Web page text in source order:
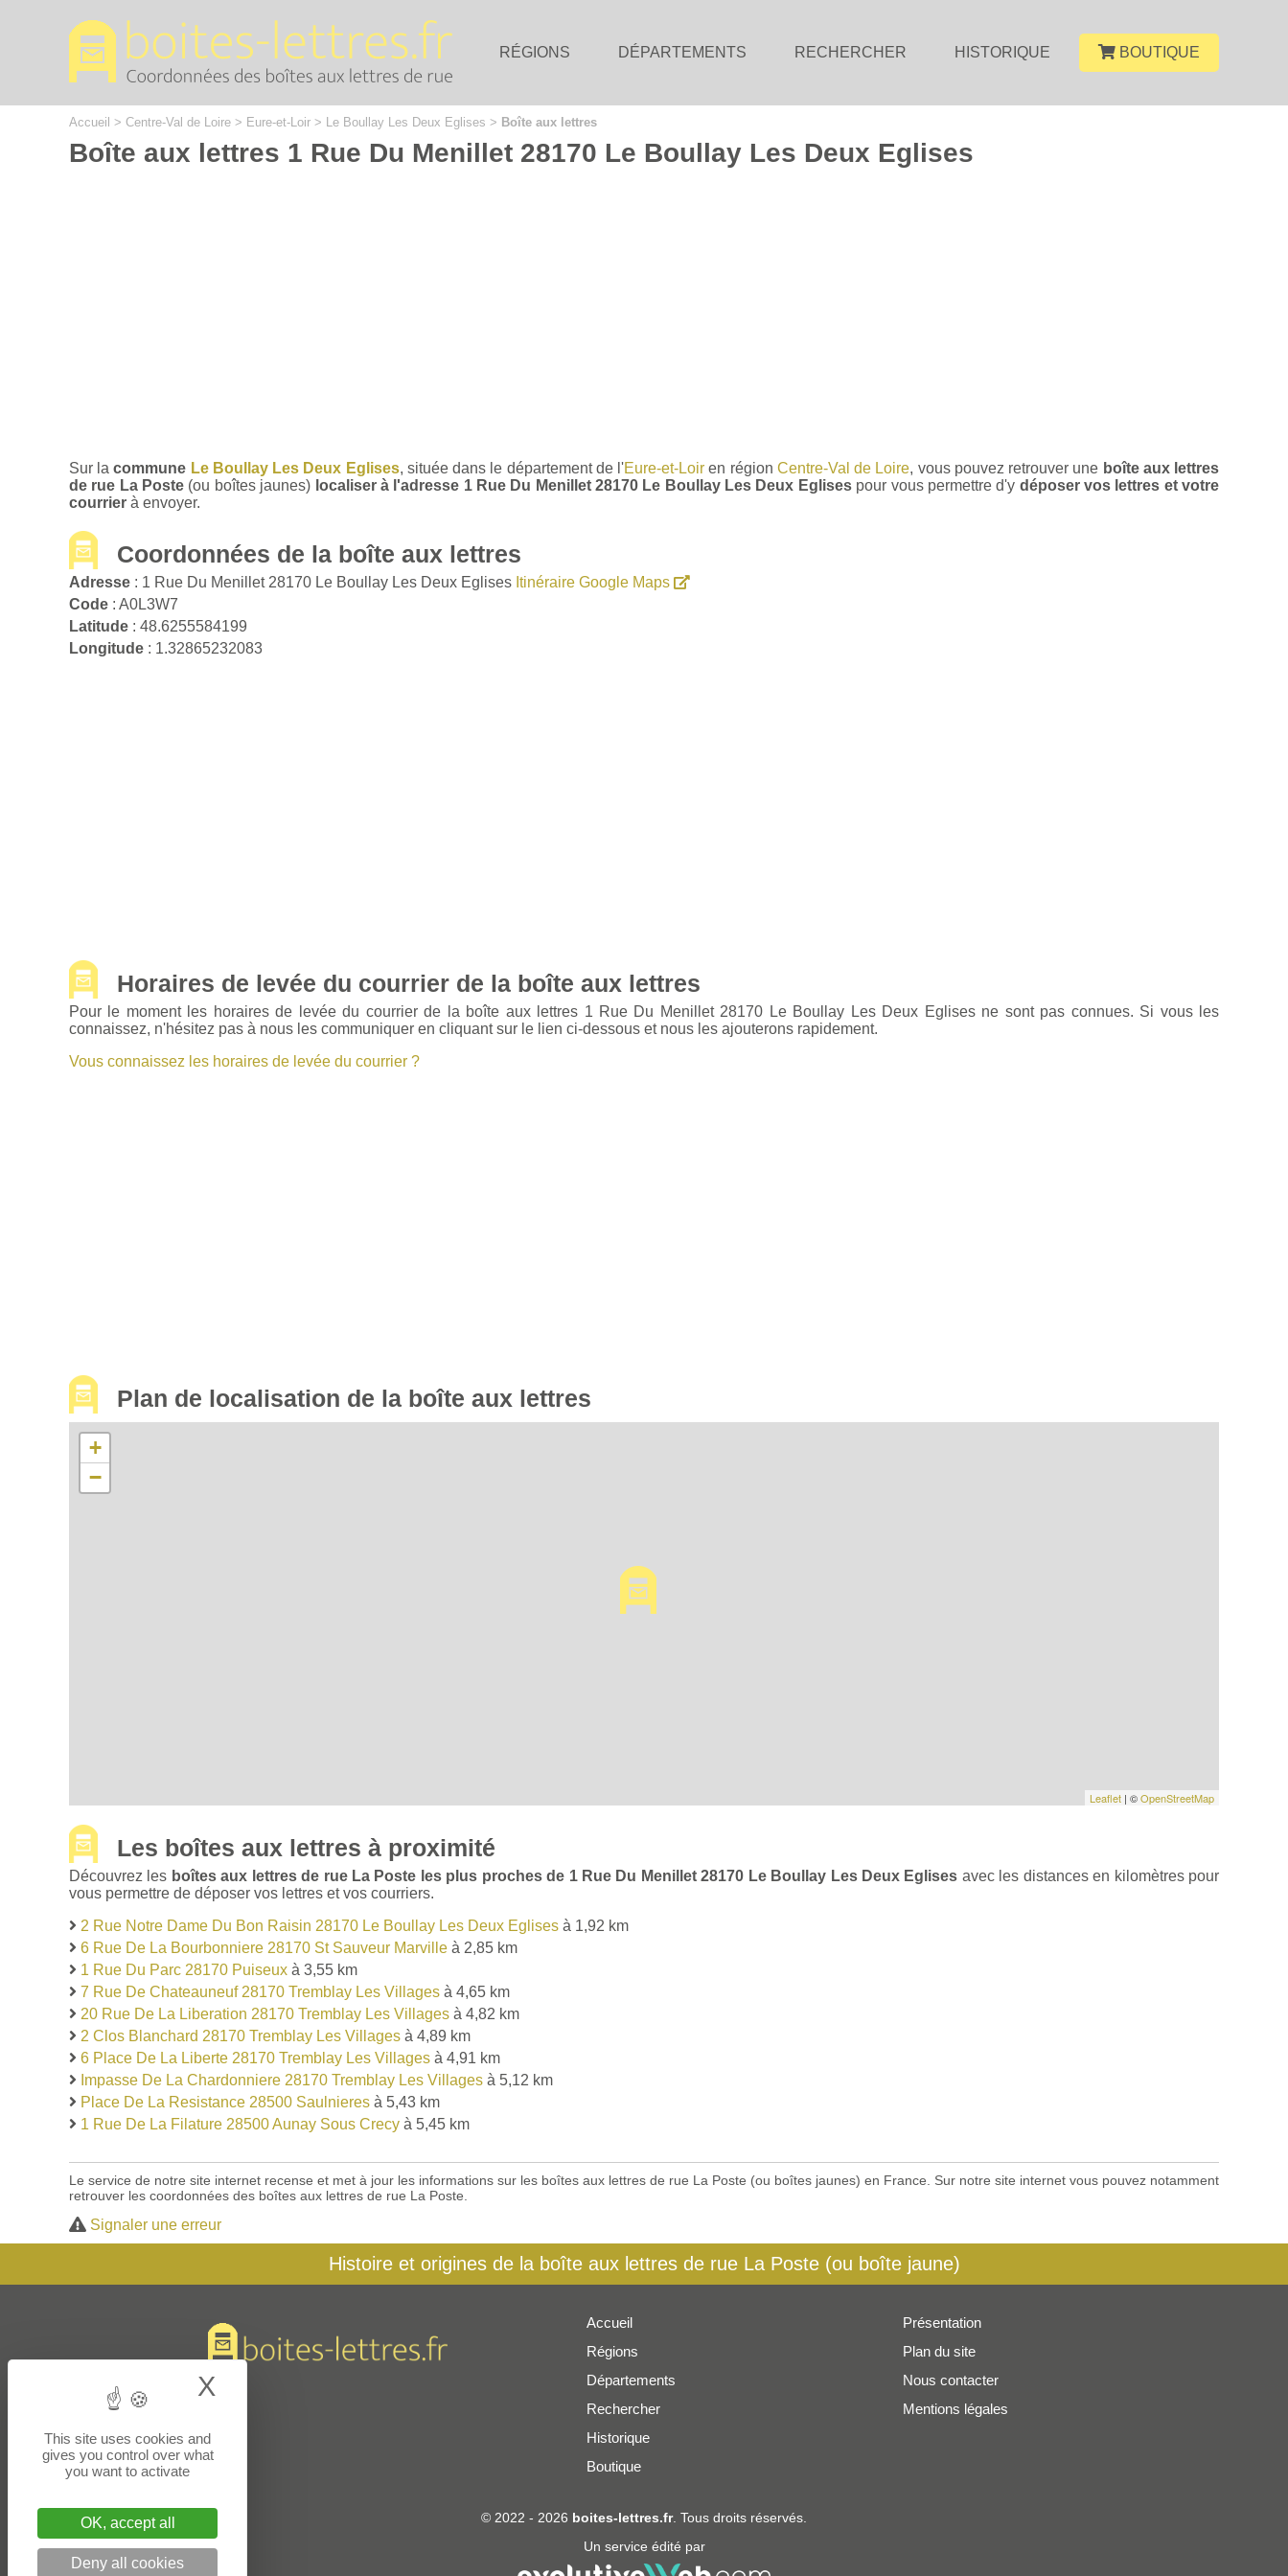
RÉGIONS DÉPARTEMENTS RECHERCHER HISTORIQUE BOUTIQUE
Accueil > Centre-Val de Loire > Eure-et-Loir > Le Boullay Les Deux Eglises > Boîte aux lettres
Boîte aux lettres 1 Rue Du Menillet 28170 Le Boullay Les Deux Eglises
Sur lacommune Le Boullay Les Deux Eglises, située dans le département de l'Eure-et-Loir en région Centre-Val de Loire, vous pouvez retrouver une boîte aux lettres
de rue La Poste (ou boîtes jaunes) localiser à l'adresse 1 Rue Du Menillet 28170 Le Boullay Les Deux Eglisespour vous permettre d'y déposer vos lettres et votre
courrier à envoyer.
Coordonnées de la boîte aux lettres
Adresse : 1 Rue Du Menillet 28170 Le Boullay Les Deux Eglises Itinéraire Google Maps
Code : A0L3W7
Latitude : 48.6255584199
Longitude : 1.32865232083
Horaires de levée du courrier de la boîte aux lettres
Pour le moment les horaires de levée du courrier de la boîte aux lettres 1 Rue Du Menillet 28170 Le Boullay Les Deux Eglises ne sont pas connues. Si vous les
connaissez, n'hésitez pas à nous les communiquer en cliquant sur le lien ci-dessous et nous les ajouterons rapidement.
Vous connaissez les horaires de levée du courrier ?
Plan de localisation de la boîte aux lettres
+
−
Leaflet | ©OpenStreetMap
Les boîtes aux lettres à proximité
Découvrez les boîtes aux lettres de rue La Poste les plus proches de 1 Rue Du Menillet 28170 Le Boullay Les Deux Eglises avec les distances en kilomètres pour
vous permettre de déposer vos lettres et vos courriers.
2 Rue Notre Dame Du Bon Raisin 28170 Le Boullay Les Deux Eglises à 1,92 km
6 Rue De La Bourbonniere 28170 St Sauveur Marville à 2,85 km
1 Rue Du Parc 28170 Puiseux à 3,55 km
7 Rue De Chateauneuf 28170 Tremblay Les Villages à 4,65 km
20 Rue De La Liberation 28170 Tremblay Les Villages à 4,82 km
2 Clos Blanchard 28170 Tremblay Les Villages à 4,89 km
6 Place De La Liberte 28170 Tremblay Les Villages à 4,91 km
Impasse De La Chardonniere 28170 Tremblay Les Villages à 5,12 km
Place De La Resistance 28500 Saulnieres à 5,43 km
1 Rue De La Filature 28500 Aunay Sous Crecy à 5,45 km
Le service de notre site internet recense et met à jour les informations sur les boîtes aux lettres de rue La Poste (ou boîtes jaunes) en France. Sur notre site internet vous pouvez notamment
retrouver les coordonnées des boîtes aux lettres de rue La Poste.
Signaler une erreur
Histoire et origines de la boîte aux lettres de rue La Poste (ou boîte jaune)
Accueil
Régions
Départements
Rechercher
Historique
Boutique
Présentation
Plan du site
Nous contacter
Mentions légales
© 2022 - 2026 boites-lettres.fr. Tous droits réservés.
Un service édité par
This site uses cookies and
gives you control over what
you want to activate
OK, accept all
Deny all cookies
X